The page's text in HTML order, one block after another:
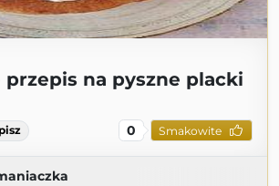
przepis na pyszne placki
0 Smakowite